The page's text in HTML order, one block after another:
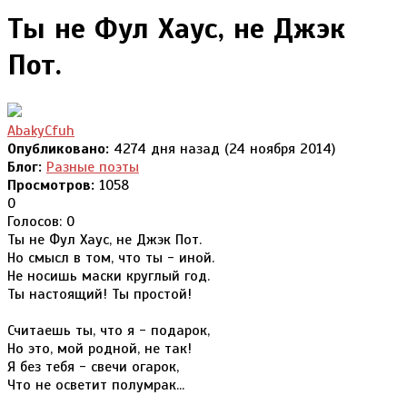
Ты не Фул Хаус, не Джэк
Пот.
AbakyCfuh
Опубликовано: 4274 дня назад (24 ноября 2014)
Блог: Разные поэты
Просмотров: 1058
0
Голосов: 0
Ты не Фул Хаус, не Джэк Пот.
Но смысл в том, что ты - иной.
Не носишь маски круглый год.
Ты настоящий! Ты простой!
Считаешь ты, что я - подарок,
Но это, мой родной, не так!
Я без тебя - свечи огарок,
Что не осветит полумрак...